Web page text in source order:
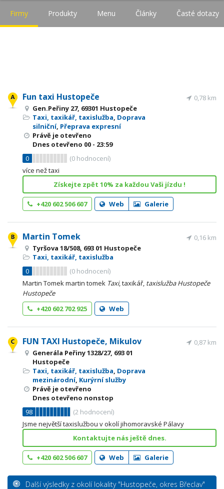
Firmy Produkty Menu Články Časté dotazy
Fun taxi Hustopeče
Gen.Peřiny 27, 69301 Hustopeče
Taxi, taxikář, taxislužba, Doprava
silniční, Přeprava expresní
Právě je otevřeno
Dnes otevřeno 00 - 23:59
0
(0 hodnocení)
0,78 km
více než taxi
Získejte zpět 10% za každou Vaši jízdu !
+420 602 506 607 Web Galerie
Martin Tomek
Tyršova 18/508, 693 01 Hustopeče
Taxi, taxikář, taxislužba
0
(0 hodnocení)
0,16 km
Martin Tomek martin tomek Taxi, taxikář, taxislužba Hustopeče
Hustopeče
+420 602 702 925
Web
FUN TAXI Hustopeče, Mikulov
Generála Peřiny 1328/27, 693 01
Hustopeče
Taxi, taxikář, taxislužba, Doprava
mezinárodní, Kurýrní služby
Právě je otevřeno
Dnes otevřeno nonstop
98
(2 hodnocení)
0,87 km
Jsme největší taxislužbou v okolí jihomoravské Pálavy
Kontaktujte nás ještě dnes.
+420 602 506 607 Web Galerie
Další výsledky z okolí lokality "Hustopeče, okres Břeclav"